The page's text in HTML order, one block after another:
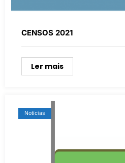
CENSOS 2021
Ler mais
Notícias